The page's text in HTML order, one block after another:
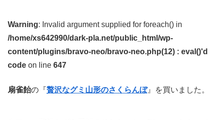
Warning: Invalid argument supplied for foreach() in
/home/xs642990/dark-pla.net/public_html/wp-
content/plugins/bravo-neo/bravo-neo.php(12) : eval()'d
code on line 647
扇雀飴の『贅沢なグミ山形のさくらんぼ』を買いました。